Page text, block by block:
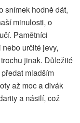
snímek hodně dát,
minulosti, o
Pamětníci
určité jevy,
jinak. Důležité
mladším
až moc a divák
a násilí, což